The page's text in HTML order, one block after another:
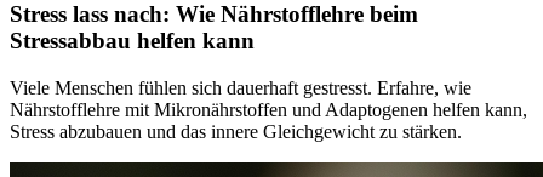
Stress lass nach: Wie Nährstofflehre beim
Stressabbau helfen kann
Viele Menschen fühlen sich dauerhaft gestresst. Erfahre, wie
Nährstofflehre mit Mikronährstoffen und Adaptogenen helfen kann,
Stress abzubauen und das innere Gleichgewicht zu stärken.